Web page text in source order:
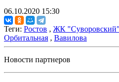
06.10.2020 15:30
Теги: Ростов , ЖК "Суворовский"
Орбитальная , Вавилова
Новости партнеров